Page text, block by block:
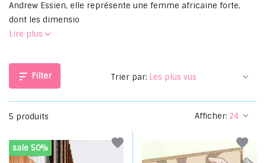
Andrew Essien, elle représente une femme africaine forte,
dont les dimensio
Lire plus
Filter
5 produits Afficher:
Trier par:
sale 50%